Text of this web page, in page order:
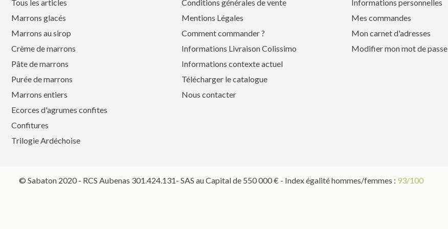
Tous les articles
Marrons glacés
Marrons au sirop
Crème de marrons
Pâte de marrons
Purée de marrons
Marrons entiers
Ecorces d'agrumes confites
Confitures
Trilogie Ardéchoise
Conditions générales de vente
Mentions Légales
Comment commander ?
Informations Livraison Colissimo
Informations contexte actuel
Télécharger le catalogue
Nous contacter
Informations personnelles
Mes commandes
Mon carnet d'adresses
Modifier mon mot de passe
© Sabaton 2020 - RCS Aubenas 301.424.131- SAS au Capital de 550 000 € - Index égalité hommes/femmes : 93/100